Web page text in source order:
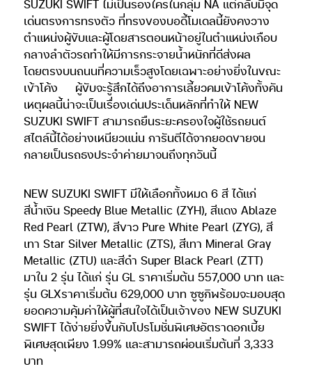
SUZUKI SWIFT ไม่เป็นรองใครในกลุ่ม NA แต่กลับมีจุด
เด่นตรงการทรงตัว ที่ทรงของบอดี้โมเดลนี้ยังคงวาง
ตำแหน่งผู้ขับและผู้โดยสารตอนหน้าอยู่ในตำแหน่งเกือบ
กลางลำตัวรถทำให้มีการกระจายน้ำหนักที่ดีส่งผล
โดยตรงบนถนนที่ความเร็วสูงโดยเฉพาะอย่างยิ่งในขณะ
เข้าโค้ง
ผู้ขับจะรู้สึกได้ถึงอาการเลี้ยวคมเข้าโค้งทั้งคัน
เหตุผลนี้น่าจะเป็นเรื่องเด่นประเด็นหลักที่ทำให้ NEW
SUZUKI SWIFT สามารถยืนระยะครองใจผู้ใช้รถยนต์
สไตล์นี้ได้อย่างเหนียวแน่น การันตีได้จากยอดขายจน
กลายเป็นรถธงประจำค่ายมาจนถึงทุกวันนี้
NEW SUZUKI SWIFT มีให้เลือกทั้งหมด 6 สี ได้แก่
สีน้ำเงิน Speedy Blue Metallic (ZYH), สีแดง Ablaze
Red Pearl (ZTW), สีขาว Pure White Pearl (ZYG), สี
เทา Star Silver Metallic (ZTS), สีเทา Mineral Gray
Metallic (ZTU) และสีดำ Super Black Pearl (ZTT)
มาใน 2 รุ่น ได้แก่ รุ่น GL ราคาเริ่มต้น 557,000 บาท และ
รุ่น GLXราคาเริ่มต้น 629,000 บาท ซูซูกิพร้อมจะมอบสุด
ยอดความคุ้มค่าให้ผู้ที่สนใจได้เป็นเจ้าของ NEW SUZUKI
SWIFT ได้ง่ายยิ่งขึ้นกับโปรโมชั่นพิเศษอัตราดอกเบี้ย
พิเศษสุดเพียง 1.99% และสามารถผ่อนเริ่มต้นที่ 3,333
บาท